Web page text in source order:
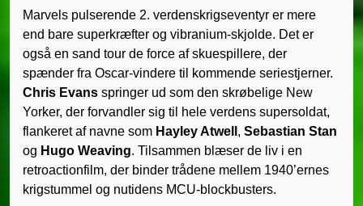
Marvels pulserende 2. verdenskrigs­eventyr er mere
end bare superkræfter og vibranium-skjolde. Det er
også en sand tour de force af skuespillere, der
spænder fra Oscar-vindere til kommende seriestjerner.
Chris Evans springer ud som den skrøbelige New
Yorker, der forvandler sig til hele verdens supersoldat,
flankeret af navne som Hayley Atwell , Sebastian Stan
og Hugo Weaving. Tilsammen blæser de liv i en
retroactionfilm, der binder trådene mellem 1940’ernes
krigstummel og nutidens MCU-blockbusters.